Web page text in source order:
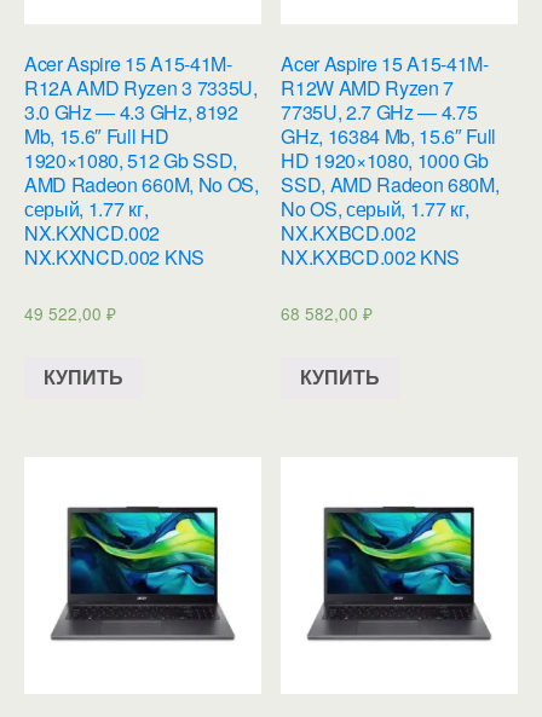
Acer Aspire 15 A15-41M-
R12A AMD Ryzen 3 7335U,
3.0 GHz — 4.3 GHz, 8192
Mb, 15.6″ Full HD
1920×1080, 512 Gb SSD,
AMD Radeon 660M, No OS,
серый, 1.77 кг,
NX.KXNCD.002
NX.KXNCD.002 KNS
49 522,00 ₽
КУПИТЬ
Acer Aspire 15 A15-41M-
R12W AMD Ryzen 7
7735U, 2.7 GHz — 4.75
GHz, 16384 Mb, 15.6″ Full
HD 1920×1080, 1000 Gb
SSD, AMD Radeon 680M,
No OS, серый, 1.77 кг,
NX.KXBCD.002
NX.KXBCD.002 KNS
68 582,00₽
КУПИТЬ